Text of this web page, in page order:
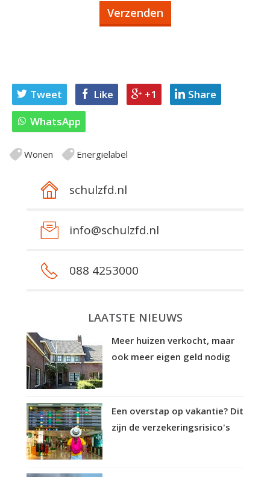
Tweet Like +1
Share
WhatsApp
Wonen Energielabel
schulzfd.nl
info@schulzfd.nl
088 4253000
LAATSTE NIEUWS
Meer huizen verkocht, maar
ook meer eigen geld nodig
Een overstap op vakantie? Dit
zijn de verzekeringsrisico's